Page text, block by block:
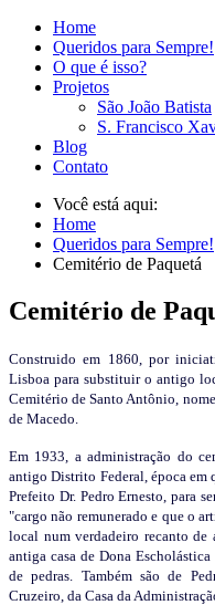
Home
Queridos para Sempre!
O que é isso?
Projetos
São João Batista
S. Francisco
Blog
Contato
Você está aqui:
Home
Queridos para Sempre!
Cemitério de Paquetá
Cemitério de
Construido em 1860, por
Lisboa para substituir o antigo
Cemitério de Santo Antônio,
de Macedo.
Em 1933, a administração do
antigo Distrito Federal, época em
Prefeito Dr. Pedro Ernesto, para
"cargo não remunerado e que o
local num verdadeiro recanto
antiga casa de Dona
de pedras. Também são de
Cruzeiro, da Casa da